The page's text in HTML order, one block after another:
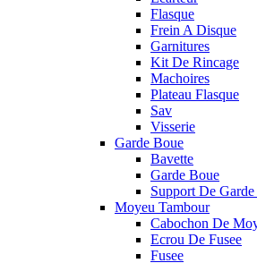
Flasque
Frein A Disque
Garnitures
Kit De Rincage
Machoires
Plateau Flasque
Sav
Visserie
Garde Boue
Bavette
Garde Boue
Support De
Moyeu Tambour
Cabochon De
Ecrou De Fusee
Fusee